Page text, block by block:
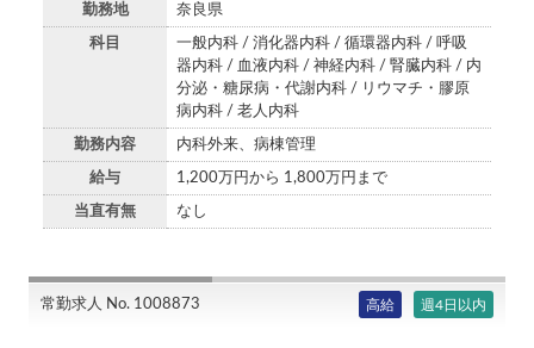
勤務地 奈良県
科目
一般内科 / 消化器内科 / 循環器内科 / 呼吸
器内科 / 血液内科 / 神経内科 / 腎臓内科 / 内
分泌・糖尿病・代謝内科 / リウマチ・膠原
病内科 / 老人内科
勤務内容 内科外来、病棟管理
給与 1,200万円から 1,800万円まで
当直有無 なし
常勤求人 No. 1008873 高給 週4日以内